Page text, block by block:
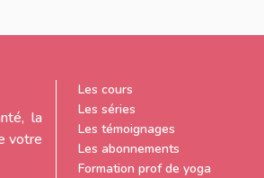
la
votre
Les cours
Les séries
Les témoignages
Les abonnements
Formation prof de yoga